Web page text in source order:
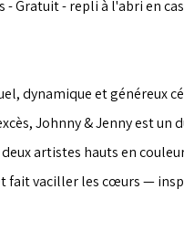
- Gratuit - repli à l'abri en
dynamique et généreux
Johnny & Jenny est
artistes hauts en
fait vaciller les cœurs —